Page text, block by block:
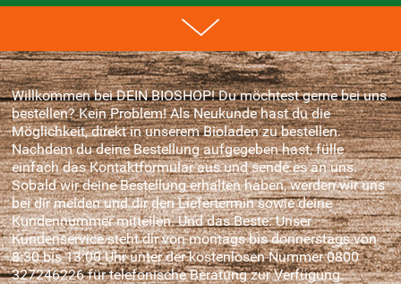
Willkommen bei DEIN BIOSHOP! Du möchtest gerne bei uns
bestellen? Kein Problem! Als Neukunde hast du die
Möglichkeit, direkt in unserem Bioladen zu bestellen.
Nachdem du deine Bestellung aufgegeben hast, fülle
einfach das Kontaktformular aus und sende es an uns.
Sobald wir deine Bestellung erhalten haben, werden wir uns
bei dir melden und dir den Liefertermin sowie deine
Kundennummer mitteilen. Und das Beste: Unser
Kundenservice steht dir von montags bis donnerstags von
8:30 bis 13:00 Uhr unter der kostenlosen Nummer 0800
327246226 für telefonische Beratung zur Verfügung.